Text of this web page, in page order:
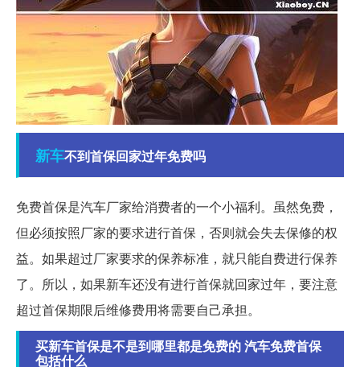
新车不到首保回家过年免费吗
免费首保是汽车厂家给消费者的一个小福利。虽然免费，
但必须按照厂家的要求进行首保，否则就会失去保修的权
益。如果超过厂家要求的保养标准，就只能自费进行保养
了。所以，如果新车还没有进行首保就回家过年，要注意
超过首保期限后维修费用将需要自己承担。
买新车首保是不是到哪里都是免费的 汽车免费首保
包括什么